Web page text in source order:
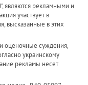
являются рекламными и
участвует в
высказанные в этих
оценочные суждения,
украинскому
рекламы несет